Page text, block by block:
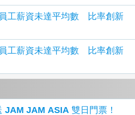
工薪資未達平均數 比率創新
工薪資未達平均數 比率創新
JAM JAM ASIA 雙日門票！